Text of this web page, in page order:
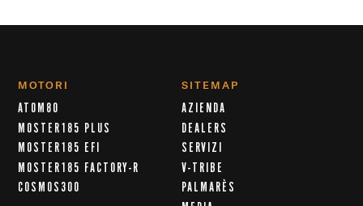
MOTORI
ATOM80
MOSTER185 PLUS
MOSTER185 EFI
MOSTER185 FACTORY-R
COSMOS300
SITEMAP
AZIENDA
DEALERS
SERVIZI
V-TRIBE
PALMARÈS